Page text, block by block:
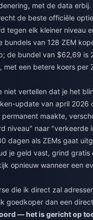
met de data
de beste officiële
tegen elk kleiner niveau
bundels van 128 ZEM
de bundel van $62,69 is
met een betere koers per
niet vertellen dat je het
update van april 2026
permanent maakte,
niveau" naar "verkeerde
dagen als ZEMs gaat
je geld vast, grind gratis
opnieuw wanneer een
die ik direct zal
goedkoper dan een
— het is gericht op